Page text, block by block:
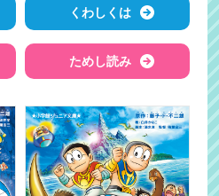
くわしくは
ためし読み